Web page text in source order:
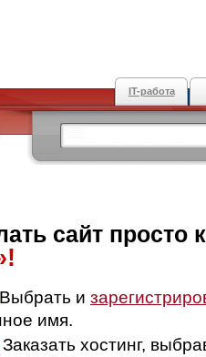
IT-работа
сайт просто
Выбрать и
имя.
Заказать хостинг,